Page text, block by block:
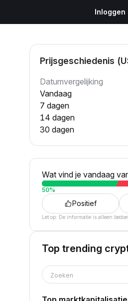
Inloggen
Prijsgeschiedenis
Datumvergelijking
Vandaag
7 dagen
14 dagen
30 dagen
Wat vind je vandaag
50%
Positief
Let op: De informatie is alleen
Top trending
Zoeken